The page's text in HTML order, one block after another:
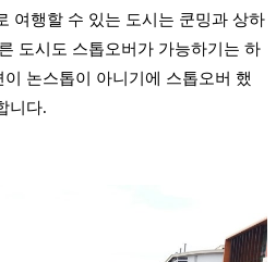
여행할 수 있는 도시는 쿤밍과 상하
도시도 스톱오버가 가능하기는 하
논스톱이 아니기에 스톱오버 했
니다.